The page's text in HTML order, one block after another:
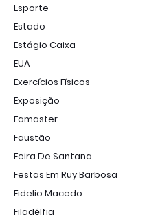
Esporte
Estado
Estágio Caixa
EUA
Exercícios Físicos
Exposição
Famaster
Faustão
Feira De Santana
Festas Em Ruy Barbosa
Fidelio Macedo
Filadélfia